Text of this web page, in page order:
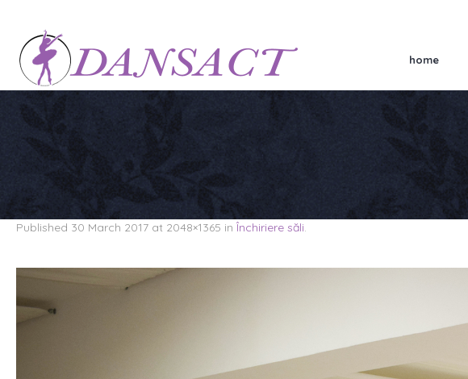
home
Published 30 March 2017 at 2048×1365 in Închiriere săli.